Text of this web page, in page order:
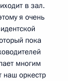
в зал.
я очень
пока
многим
наш оркестр